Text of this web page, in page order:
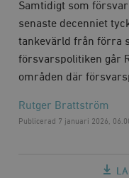
Samtidigt som
senaste decenniet
tankevärld från förra
försvarspolitiken går
områden där
Rutger Brattström
Publicerad 7 januari 2026,